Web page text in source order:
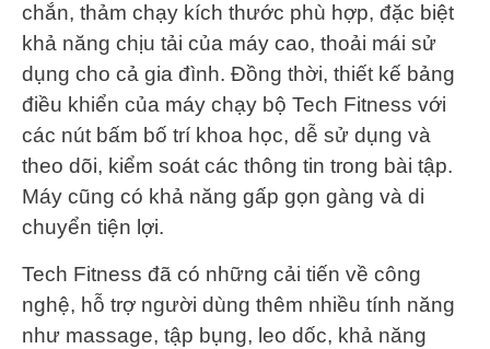
chắn, thảm chạy kích thước phù hợp, đặc biệt
khả năng chịu tải của máy cao, thoải mái sử
dụng cho cả gia đình. Đồng thời, thiết kế bảng
điều khiển của máy chạy bộ Tech Fitness với
các nút bấm bố trí khoa học, dễ sử dụng và
theo dõi, kiểm soát các thông tin trong bài tập.
Máy cũng có khả năng gấp gọn gàng và di
chuyển tiện lợi.
Tech Fitness đã có những cải tiến về công
nghệ, hỗ trợ người dùng thêm nhiều tính năng
như massage, tập bụng, leo dốc, khả năng